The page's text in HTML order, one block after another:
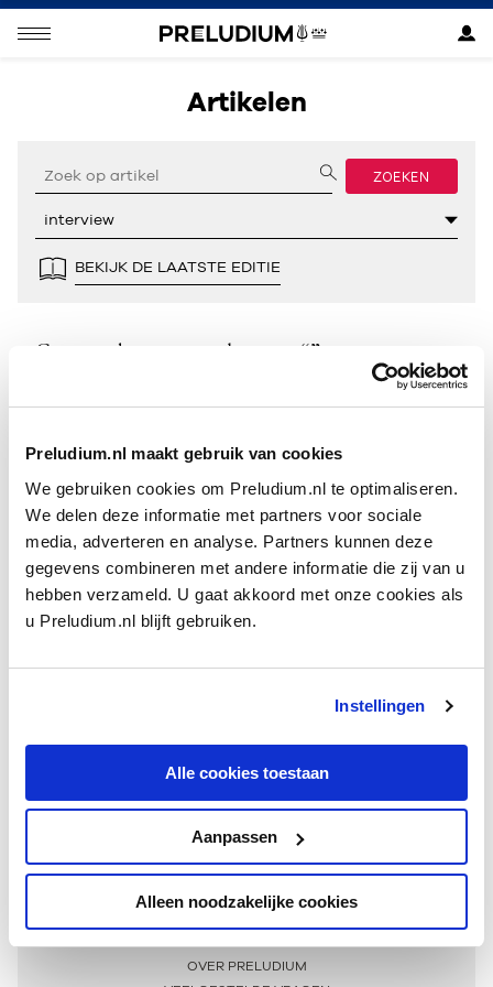
Preludium.nl maakt gebruik van cookies
We gebruiken cookies om Preludium.nl te optimaliseren.
We delen deze informatie met partners voor sociale
media, adverteren en analyse. Partners kunnen deze
gegevens combineren met andere informatie die zij van u
hebben verzameld. U gaat akkoord met onze cookies als
u Preludium.nl blijft gebruiken.
Instellingen
Alle cookies toestaan
Aanpassen
Alleen noodzakelijke cookies
Artikelen
ZOEKEN
BEKIJK DE LAATSTE EDITIE
Geen resultaten gevonden voor “”.
Meer informatie
OVER PRELUDIUM